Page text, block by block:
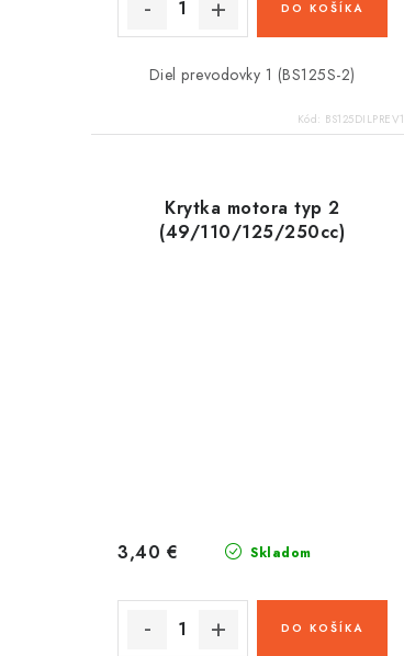
DO KOŠÍKA
Diel prevodovky 1 (BS125S-2)
Kód: BS125DILPREV1
Krytka motora typ 2
(49/110/125/250cc)
Skladom
3,40 €
DO KOŠÍKA